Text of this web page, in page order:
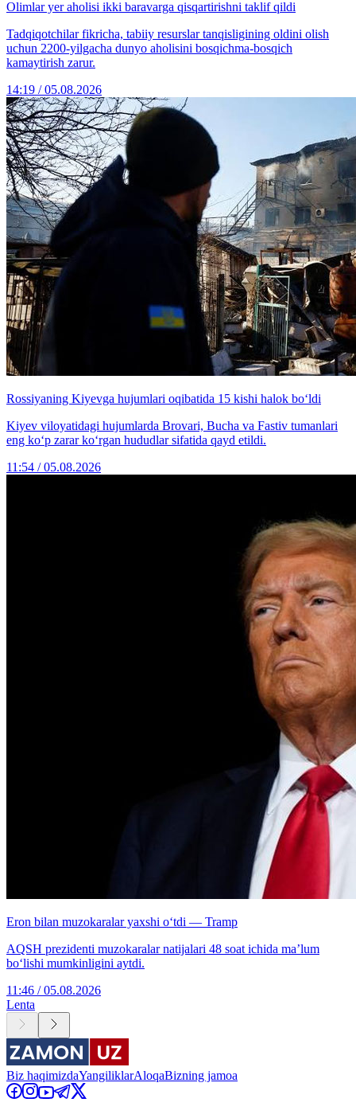
Olimlar yer aholisi ikki baravarga qisqartirishni taklif qildi
Tadqiqotchilar fikricha, tabiiy resurslar tanqisligining oldini olish
uchun 2200-yilgacha dunyo aholisini bosqichma-bosqich
kamaytirish zarur.
14:19 / 05.08.2026
Rossiyaning Kiyevga hujumlari oqibatida 15 kishi halok bo‘ldi
Kiyev viloyatidagi hujumlarda Brovari, Bucha va Fastiv tumanlari
eng ko‘p zarar ko‘rgan hududlar sifatida qayd etildi.
11:54 / 05.08.2026
Eron bilan muzokaralar yaxshi o‘tdi — Tramp
AQSH prezidenti muzokaralar natijalari 48 soat ichida ma’lum
bo‘lishi mumkinligini aytdi.
11:46 / 05.08.2026
Lenta
Biz haqimizdaYangiliklarAloqaBizning jamoa